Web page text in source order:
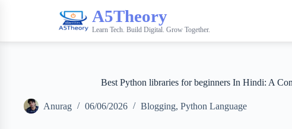
A5Theory
Learn Tech. Build Digital. Grow Together.
Best Python libraries for beginners In Hindi: A
Anurag 06/06/2026 Blogging, Python Language